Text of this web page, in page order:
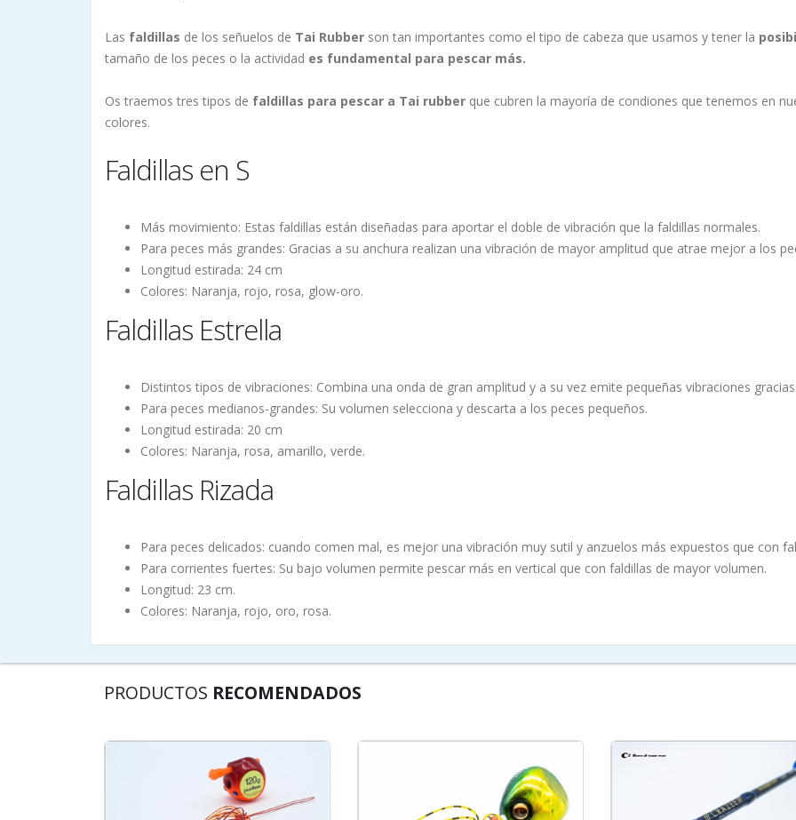
Las faldillas de los señuelos de Tai Rubber son tan importantes como el tipo de cabeza que usamos y tener la
tamaño de los peces o la actividad es fundamental para pescar más.
Os traemos tres tipos de faldillas para pescar a Tai rubber que cubren la mayoría de condiones que tenemos en
colores.
Faldillas en S
Más movimiento: Estas faldillas están diseñadas para aportar el doble de vibración que la faldillas normales.
Para peces más grandes: Gracias a su anchura realizan una vibración de mayor amplitud que atrae mejor a los
Longitud estirada: 24 cm
Colores: Naranja, rojo, rosa, glow-oro.
Faldillas Estrella
Distintos tipos de vibraciones: Combina una onda de gran amplitud y a su vez emite pequeñas vibraciones
Para peces medianos-grandes: Su volumen selecciona y descarta a los peces pequeños.
Longitud estirada: 20 cm
Colores: Naranja, rosa, amarillo, verde.
Faldillas Rizada
Para peces delicados: cuando comen mal, es mejor una vibración muy sutil y anzuelos más expuestos que con
Para corrientes fuertes: Su bajo volumen permite pescar más en vertical que con faldillas de mayor volumen.
Longitud: 23 cm.
Colores: Naranja, rojo, oro, rosa.
PRODUCTOS RECOMENDADOS